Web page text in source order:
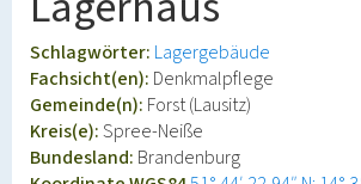
Schlagwörter: Lagergebäude
Fachsicht(en): Denkmalpflege
Gemeinde(n): Forst (Lausitz)
Kreis(e):Spree-Neiße
Bundesland: Brandenburg